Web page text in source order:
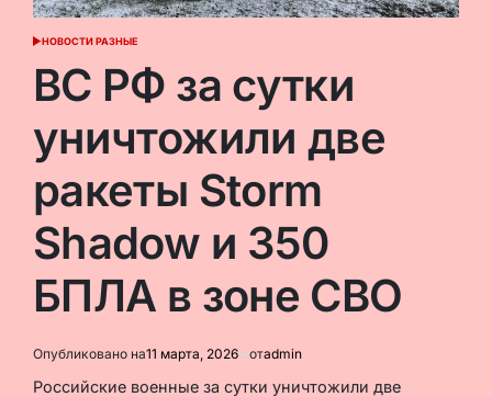
ОПУБЛИКОВАНО
НОВОСТИ РАЗНЫЕ
ВС РФ за сутки
уничтожили две
ракеты Storm
Shadow и 350
БПЛА в зоне СВО
Опубликовано на11 марта, 2026 отadmin
Российские военные за сутки уничтожили две